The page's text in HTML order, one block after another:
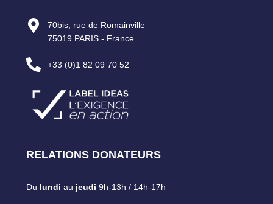
70bis, rue de Romainville
75019 PARIS - France
+33 (0)1 82 09 70 52
RELATIONS DONATEURS
Du lundi au jeudi 9h-13h / 14h-17h